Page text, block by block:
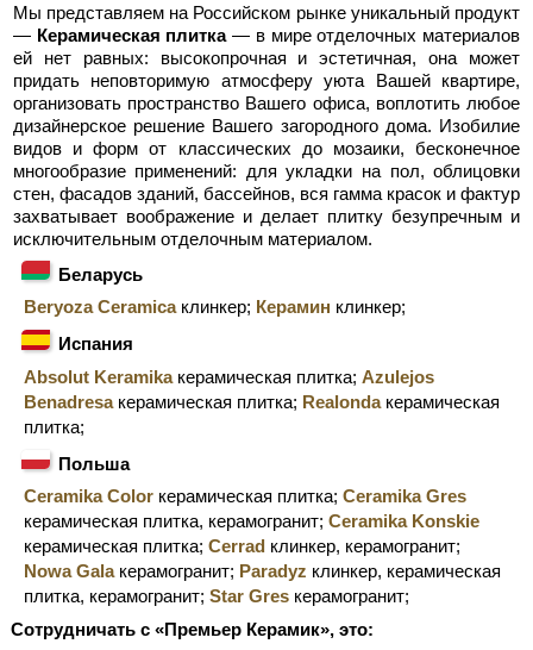
Мы представляем на Российском рынке уникальный продукт
— Керамическая плитка— в мире отделочных материалов
ей нет равных: высокопрочная и эстетичная, она может
придать неповторимую атмосферу уюта Вашей квартире,
организовать пространство Вашего офиса, воплотить любое
дизайнерское решение Вашего загородного дома. Изобилие
видов и форм от классических до мозаики, бесконечное
многообразие применений: для укладки на пол, облицовки
стен, фасадов зданий, бассейнов, вся гамма красок и фактур
захватывает воображение и делает плитку безупречным и
исключительным отделочным материалом.
Беларусь
Beryoza Ceramicaклинкер; Керамин клинкер;
Испания
Absolut Keramikaкерамическая плитка; Azulejos
Benadresaкерамическая плитка; Realondaкерамическая
плитка;
Польша
Ceramika Colorкерамическая плитка; Ceramika Gres
керамическая плитка, керамогранит; Ceramika Konskie
керамическая плитка; Cerradклинкер, керамогранит;
Nowa Galaкерамогранит; Paradyz клинкер, керамическая
плитка, керамогранит; Star Gresкерамогранит;
Сотрудничать с «Премьер Керамик», это: